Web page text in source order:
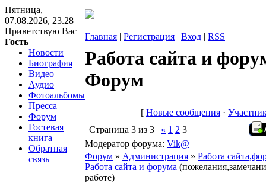
Пятница,
07.08.2026, 23.28
Приветствую Вас
Гость
Главная | Регистрация | Вход | RSS
Новости
Биография
Видео
Аудио
Фотоальбомы
Пресса
Форум
Гостевая
книга
Обратная
связь
Работа сайта и
Форум
[ Новые сообщения ·
Страница 3 из 3 « 1 2 3
Модератор форума: Vik@
Форум » Администрация » Работа
Работа сайта и форума
работе)